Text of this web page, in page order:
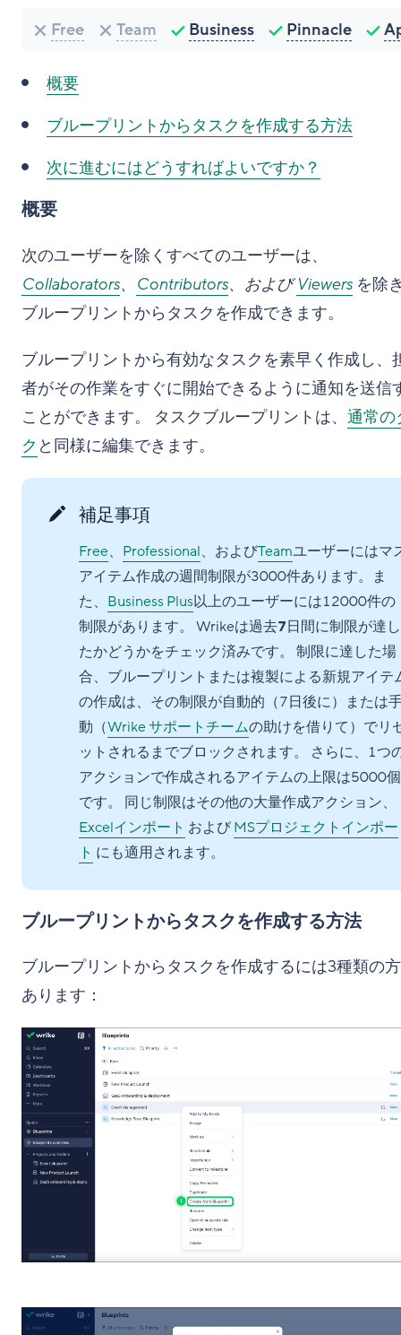
Free Team Business Pinnacle
概要
ブループリントからタスクを作成する方法
次に進むにはどうすればよいですか？
概要
次のユーザーを除くすべてのユーザーは、
Collaborators、 Contributors、およびViewers を除
ブループリントからタスクを作成できます。
ブループリントから有効なタスクを素早く作成し、
者がその作業をすぐに開始できるように通知を送信
ことができます。 タスクブループリントは、 通常の
ク と同様に編集できます。
補足事項
Free、 Professional、およびTeamユーザーにはマ
アイテム作成の週間制限が3000件あります。ま
た、 Business Plus以上のユーザーには12000件の
制限があります。 Wrikeは過去7日間に制限が達し
たかどうかをチェック済みです。 制限に達した場
合、ブループリントまたは複製による新規アイテ
の作成は、その制限が自動的（7日後に）または
動（Wrike サポートチームの助けを借りて）でリ
ットされるまでブロックされます。 さらに、1つ
アクションで作成されるアイテムの上限は5000個
です。 同じ制限はその他の大量作成アクション、
Excelインポート およびMSプロジェクトインポー
ト にも適用されます。
ブループリントからタスクを作成する方法
ブループリントからタスクを作成するには3種類の
あります：